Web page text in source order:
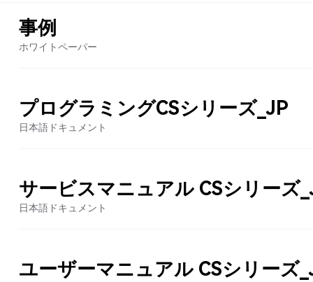
事例
ホワイトペーパー
プログラミングCSシリーズ_JP
日本語ドキュメント
サービスマニュアル CSシリーズ
日本語ドキュメント
ユーザーマニュアル CSシリーズ